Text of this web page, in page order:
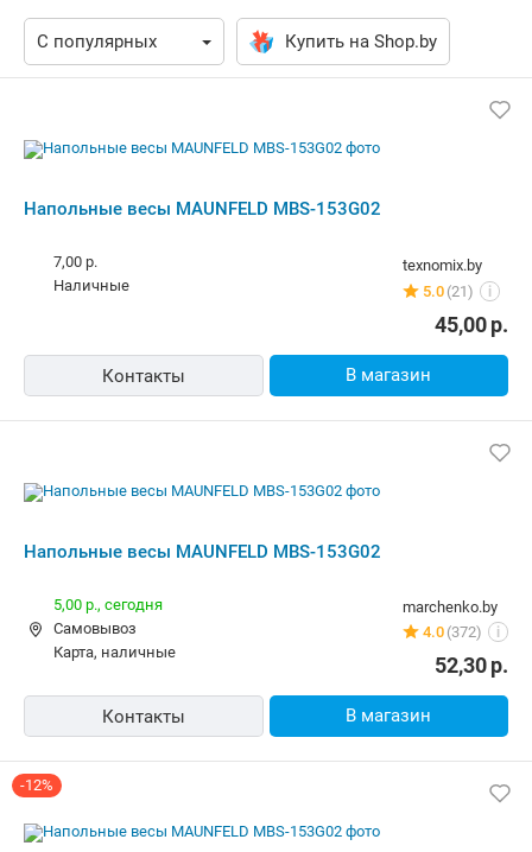
Купить на Shop.by
Напольные весы MAUNFELD MBS-153G02
texnomix.by
5.0 (21) i
7,00 р.
наличные
45,00р.
Контакты В магазин
Напольные весы MAUNFELD MBS-153G02
marchenko.by
4.0 (372) i
5,00 р., сегодня
Самовывоз
карта, наличные
52,30р.
Контакты В магазин
-12%